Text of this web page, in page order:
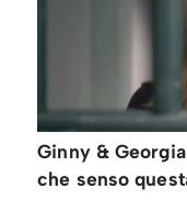
Ginny &
che senso